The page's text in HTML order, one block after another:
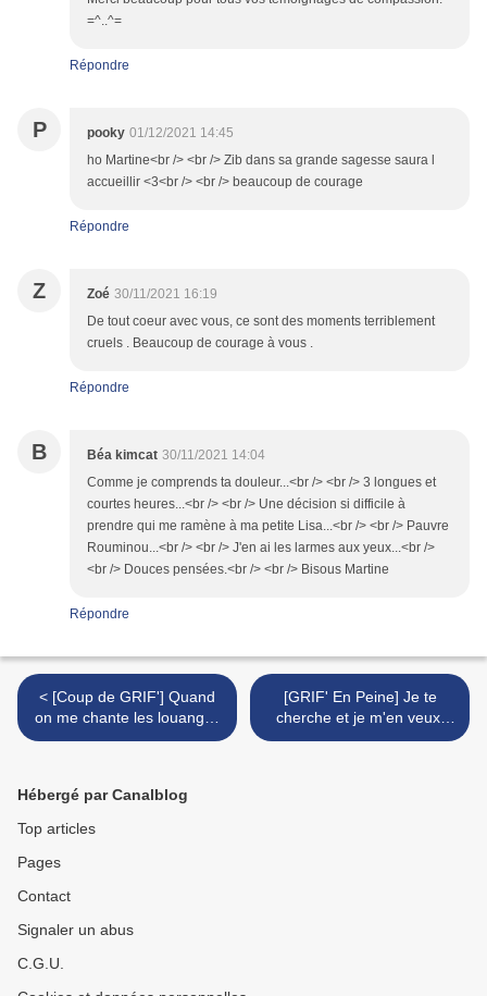
=^..^=
Répondre
P pooky 01/12/2021 14:45
ho Martine<br /> <br /> Zib dans sa grande sagesse saura l
accueillir <3<br /> <br /> beaucoup de courage
Répondre
Z Zoé 30/11/2021 16:19
De tout coeur avec vous, ce sont des moments terriblement
cruels . Beaucoup de courage à vous .
Répondre
B Béa kimcat 30/11/2021 14:04
Comme je comprends ta douleur...<br /> <br /> 3 longues et
courtes heures...<br /> <br /> Une décision si difficile à
prendre qui me ramène à ma petite Lisa...<br /> <br /> Pauvre
Rouminou...<br /> <br /> J'en ai les larmes aux yeux...<br />
<br /> Douces pensées.<br /> <br /> Bisous Martine
Répondre
< [Coup de GRIF'] Quand
on me chante les louanges
des bars à chats... Fluffy
[GRIF' En Peine] Je te
cherche et je m'en veux.
Fantômette... >
Hébergé par Canalblog
Top articles
Pages
Contact
Signaler un abus
C.G.U.